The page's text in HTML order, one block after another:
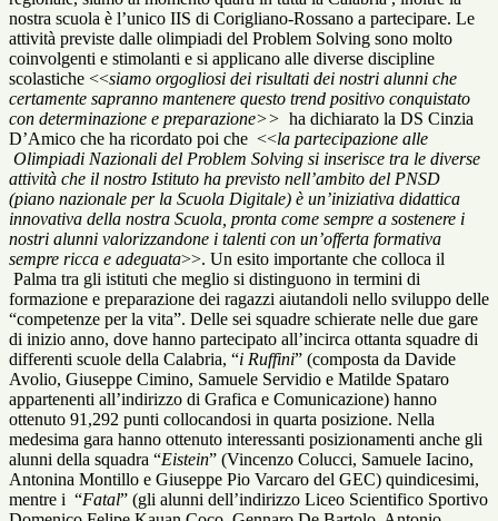
nostra scuola è l’unico IIS di Corigliano-Rossano a partecipare. Le
attività previste dalle olimpiadi del Problem Solving sono molto
coinvolgenti e stimolanti e si applicano alle diverse discipline
scolastiche <<siamo orgogliosi dei risultati dei nostri alunni che
certamente sapranno mantenere questo trend positivo conquistato
con determinazione e preparazione>> ha dichiarato la DS Cinzia
D’Amico che ha ricordato poi che <<la partecipazione alle
Olimpiadi Nazionali del Problem Solving si inserisce tra le diverse
attività che il nostro Istituto ha previsto nell’ambito del PNSD
(piano nazionale per la Scuola Digitale) è un’iniziativa didattica
innovativa della nostra Scuola, pronta come sempre a sostenere i
nostri alunni valorizzandone i talenti con un’offerta formativa
sempre ricca e adeguata>>. Un esito importante che colloca il
Palma tra gli istituti che meglio si distinguono in termini di
formazione e preparazione dei ragazzi aiutandoli nello sviluppo delle
“competenze per la vita”. Delle sei squadre schierate nelle due gare
di inizio anno, dove hanno partecipato all’incirca ottanta squadre di
differenti scuole della Calabria, “i Ruffini” (composta da Davide
Avolio, Giuseppe Cimino, Samuele Servidio e Matilde Spataro
appartenenti all’indirizzo di Grafica e Comunicazione) hanno
ottenuto 91,292 punti collocandosi in quarta posizione. Nella
medesima gara hanno ottenuto interessanti posizionamenti anche gli
alunni della squadra “Eistein” (Vincenzo Colucci, Samuele Iacino,
Antonina Montillo e Giuseppe Pio Varcaro del GEC) quindicesimi,
mentre i “Fatal” (gli alunni dell’indirizzo Liceo Scientifico Sportivo